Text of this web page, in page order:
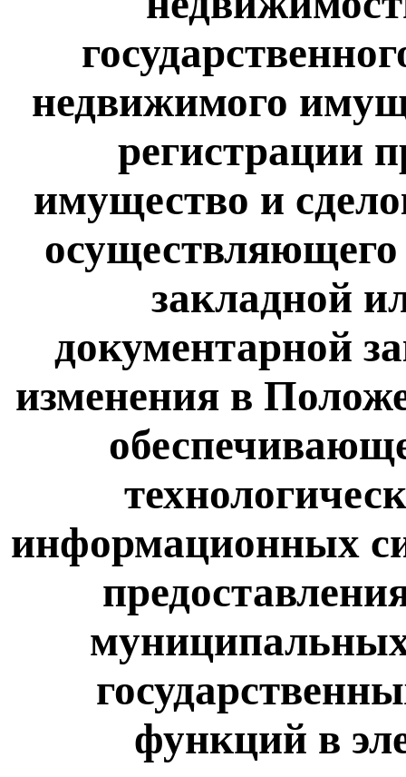
недвижимого
регистрации
имущество и
осуществляющего
закладной
документарной
изменения в
информационных
функций в